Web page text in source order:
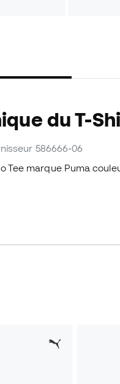
du T-
586666-06
Tee marque Puma